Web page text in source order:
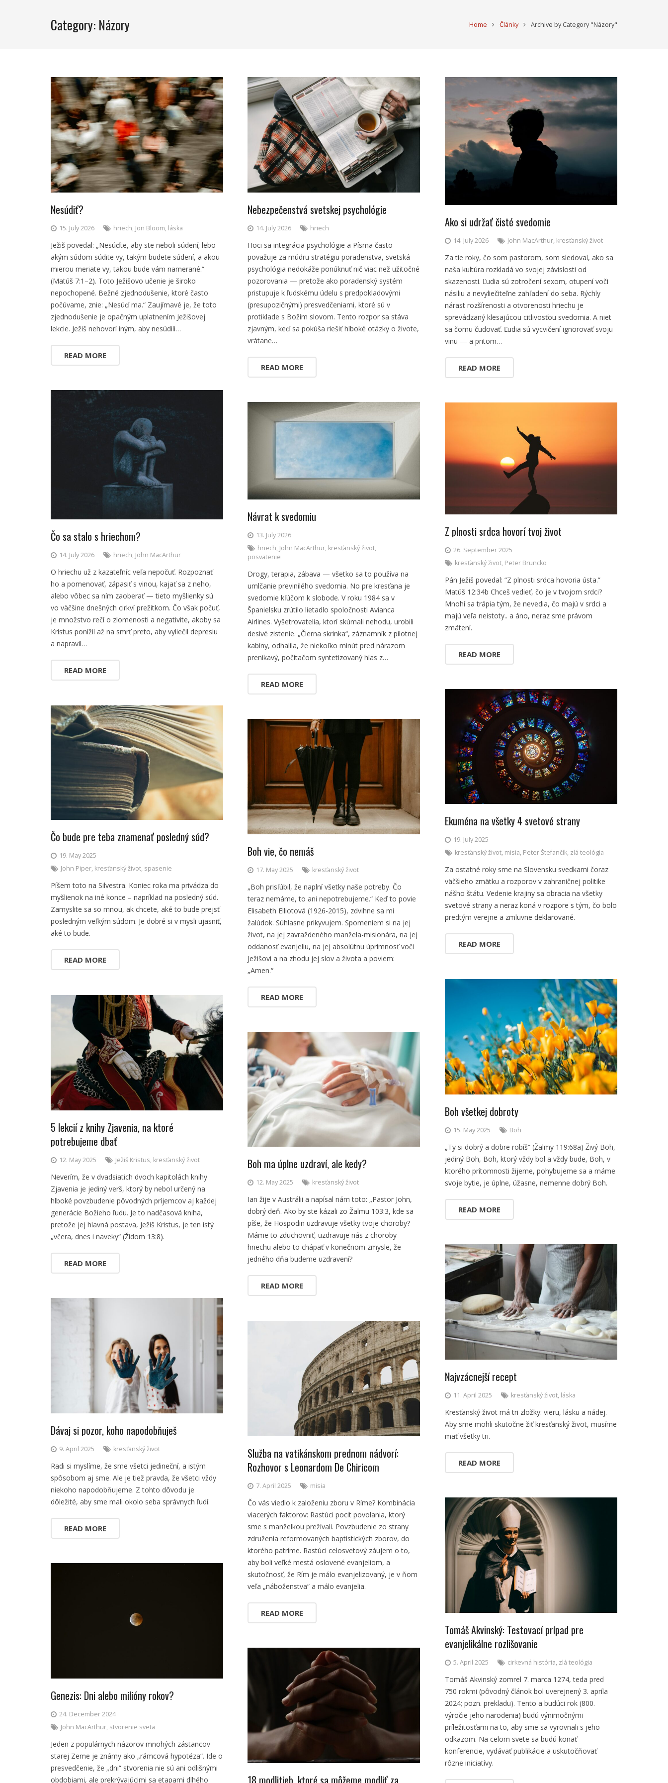
Category: Názory Home Články Archive by Category "Názory"
Nesúdiť?
15. July 2026 hriech, Jon Bloom, láska
Ježiš povedal: „Nesúďte, aby ste neboli súdení; lebo
akým súdom súdite vy, takým budete súdení, a akou
mierou meriate vy, takou bude vám namerané.“
(Matúš 7:1–2). Toto Ježišovo učenie je široko
nepochopené. Bežné zjednodušenie, ktoré často
počúvame, znie: „Nesúď ma.“ Zaujímavé je, že toto
zjednodušenie je opačným uplatnením Ježišovej
lekcie. Ježiš nehovorí iným, aby nesúdili…
READ MORE
Nebezpečenstvá svetskej psychológie
14. July 2026 hriech
Hoci sa integrácia psychológie a Písma často
považuje za múdru stratégiu poradenstva, svetská
psychológia nedokáže ponúknuť nič viac než užitočné
pozorovania — pretože ako poradenský systém
pristupuje k ľudskému údelu s predpokladovými
(presupozičnými) presvedčeniami, ktoré sú v
protiklade s Božím slovom. Tento rozpor sa stáva
zjavným, keď sa pokúša riešiť hlboké otázky o živote,
vrátane…
READ MORE
Ako si udržať čisté svedomie
14. July 2026 John MacArthur, kresťanský život
Za tie roky, čo som pastorom, som sledoval, ako sa
naša kultúra rozkladá vo svojej závislosti od
skazenosti. Ľudia sú zotročení sexom, otupení voči
násiliu a nevyliečiteľne zahľadení do seba. Rýchly
nárast rozšírenosti a otvorenosti hriechu je
sprevádzaný klesajúcou citlivosťou svedomia. A niet
sa čomu čudovať. Ľudia sú vycvičení ignorovať svoju
vinu — a pritom…
READ MORE
Čo sa stalo s hriechom?
14. July 2026 hriech, John MacArthur
O hriechu už z kazateľníc veľa nepočuť. Rozpoznať
ho a pomenovať, zápasiť s vinou, kajať sa z neho,
alebo vôbec sa ním zaoberať — tieto myšlienky sú
vo väčšine dnešných cirkví prežitkom. Čo však počuť,
je množstvo rečí o zlomenosti a negativite, akoby sa
Kristus ponížil až na smrť preto, aby vyliečil depresiu
a napravil…
READ MORE
Návrat k svedomiu
13. July 2026
hriech, John MacArthur, kresťanský život,
posvätenie
Drogy, terapia, zábava — všetko sa to používa na
umlčanie previnilého svedomia. No pre kresťana je
svedomie kľúčom k slobode. V roku 1984 sa v
Španielsku zrútilo lietadlo spoločnosti Avianca
Airlines. Vyšetrovatelia, ktorí skúmali nehodu, urobili
desivé zistenie. „Čierna skrinka“, záznamník z pilotnej
kabíny, odhalila, že niekoľko minút pred nárazom
prenikavý, počítačom syntetizovaný hlas z…
READ MORE
Z plnosti srdca hovorí tvoj život
26. September 2025
kresťanský život, Peter Bruncko
Pán Ježiš povedal: “Z plnosti srdca hovoria ústa.”
Matúš 12:34b Chceš vedieť, čo je v tvojom srdci?
Mnohí sa trápia tým, že nevedia, čo majú v srdci a
majú veľa neistoty.. a áno, neraz sme právom
zmätení.
READ MORE
Ekuména na všetky 4 svetové strany
19. July 2025
kresťanský život, misia, Peter Štefančík, zlá teológia
Za ostatné roky sme na Slovensku svedkami čoraz
väčšieho zmätku a rozporov v zahraničnej politike
nášho štátu. Vedenie krajiny sa obracia na všetky
svetové strany a neraz koná v rozpore s tým, čo bolo
predtým verejne a zmluvne deklarované.
READ MORE
Čo bude pre teba znamenať posledný súd?
19. May 2025
John Piper, kresťanský život, spasenie
Píšem toto na Silvestra. Koniec roka ma privádza do
myšlienok na iné konce – napríklad na posledný súd.
Zamyslite sa so mnou, ak chcete, aké to bude prejsť
posledným veľkým súdom. Je dobré si v mysli ujasniť,
aké to bude.
READ MORE
Boh vie, čo nemáš
17. May 2025 kresťanský život
„Boh prisľúbil, že naplní všetky naše potreby. Čo
teraz nemáme, to ani nepotrebujeme.“ Keď to povie
Elisabeth Elliotová (1926-2015), zdvihne sa mi
žalúdok. Súhlasne prikyvujem. Spomeniem si na jej
život, na jej zavraždeného manžela-misionára, na jej
oddanosť evanjeliu, na jej absolútnu úprimnosť voči
Ježišovi a na zhodu jej slov a života a poviem:
„Amen.“
READ MORE
Boh všetkej dobroty
15. May 2025 Boh
„Ty si dobrý a dobre robíš“ (Žalmy 119:68a) Živý Boh,
jediný Boh, Boh, ktorý vždy bol a vždy bude, Boh, v
ktorého prítomnosti žijeme, pohybujeme sa a máme
svoje bytie, je úplne, úžasne, nemenne dobrý Boh.
READ MORE
5 lekcií z knihy Zjavenia, na ktoré
potrebujeme dbať
12. May 2025 Ježiš Kristus, kresťanský život
Neverím, že v dvadsiatich dvoch kapitolách knihy
Zjavenia je jediný verš, ktorý by nebol určený na
hlboké povzbudenie pôvodných príjemcov aj každej
generácie Božieho ľudu. Je to nadčasová kniha,
pretože jej hlavná postava, Ježiš Kristus, je ten istý
„včera, dnes i naveky“ (Židom 13:8).
READ MORE
Boh ma úplne uzdraví, ale kedy?
12. May 2025 kresťanský život
Ian žije v Austrálii a napísal nám toto: „Pastor John,
dobrý deň. Ako by ste kázali zo Žalmu 103:3, kde sa
píše, že Hospodin uzdravuje všetky tvoje choroby?
Máme to zduchovniť, uzdravuje nás z choroby
hriechu alebo to chápať v konečnom zmysle, že
jedného dňa budeme uzdravení?
READ MORE
Najvzácnejší recept
11. April 2025 kresťanský život, láska
Kresťanský život má tri zložky: vieru, lásku a nádej.
Aby sme mohli skutočne žiť kresťanský život, musíme
mať všetky tri.
READ MORE
Dávaj si pozor, koho napodobňuješ
9. April 2025 kresťanský život
Radi si myslíme, že sme všetci jedineční, a istým
spôsobom aj sme. Ale je tiež pravda, že všetci vždy
niekoho napodobňujeme. Z tohto dôvodu je
dôležité, aby sme mali okolo seba správnych ľudí.
READ MORE
Služba na vatikánskom prednom nádvorí:
Rozhovor s Leonardom De Chiricom
7. April 2025 misia
Čo vás viedlo k založeniu zboru v Ríme? Kombinácia
viacerých faktorov: Rastúci pocit povolania, ktorý
sme s manželkou prežívali. Povzbudenie zo strany
združenia reformovaných baptistických zborov, do
ktorého patríme. Rastúci celosvetový záujem o to,
aby boli veľké mestá oslovené evanjeliom, a
skutočnosť, že Rím je málo evanjelizovaný, je v ňom
veľa „náboženstva“ a málo evanjelia.
READ MORE
Tomáš Akvinský: Testovací prípad pre
evanjelikálne rozlišovanie
5. April 2025 cirkevná história, zlá teológia
Tomáš Akvinský zomrel 7. marca 1274, teda pred
750 rokmi (pôvodný článok bol uverejnený 3. apríla
2024; pozn. prekladu). Tento a budúci rok (800.
výročie jeho narodenia) budú výnimočnými
príležitosťami na to, aby sme sa vyrovnali s jeho
odkazom. Na celom svete sa budú konať
konferencie, vydávať publikácie a uskutočňovať
rôzne iniciatívy.
Genezis: Dni alebo milióny rokov?
24. December 2024
John MacArthur, stvorenie sveta
Jeden z populárnych názorov mnohých zástancov
starej Zeme je známy ako „rámcová hypotéza“. Ide o
presvedčenie, že „dni“ stvorenia nie sú ani odlišnými
obdobiami, ale prekrývajúcimi sa etapami dlhého
18 modlitieb, ktoré sa môžeme modliť za